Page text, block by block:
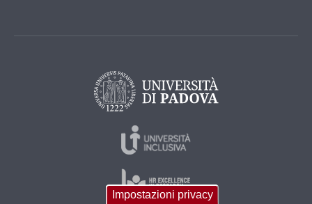
Impostazioni privacy